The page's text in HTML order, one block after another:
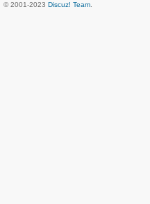
© 2001-2023 Discuz! Team